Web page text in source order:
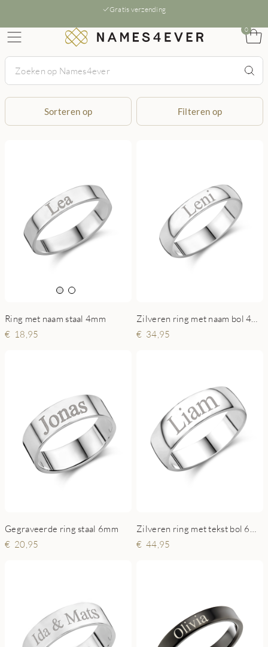
Gratis verzending
0
Sorteren op Filteren op
Ring met naam staal 4mm
18,95
34,95
Gegraveerde ring staal 6mm
20,95
44,95